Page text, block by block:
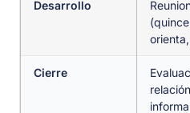
Desarrollo
Cierre